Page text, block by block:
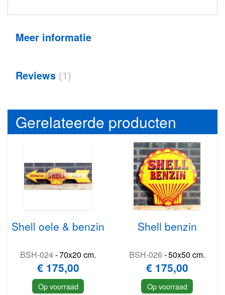
Meer informatie
Reviews 1
Gerelateerde producten
Shell oele & benzin
BSH-024-70x20 cm.
€ 175,00
Op voorraad
Shell benzin
BSH-026 -50x50 cm.
€ 175,00
Op voorraad